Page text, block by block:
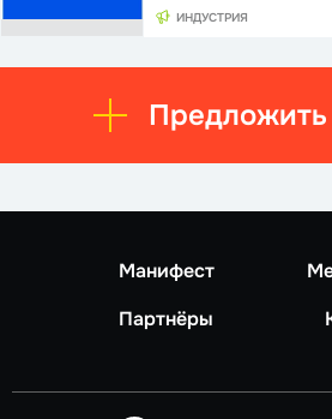
ИНДУСТРИЯ
Предложить
Манифест
Партнёры